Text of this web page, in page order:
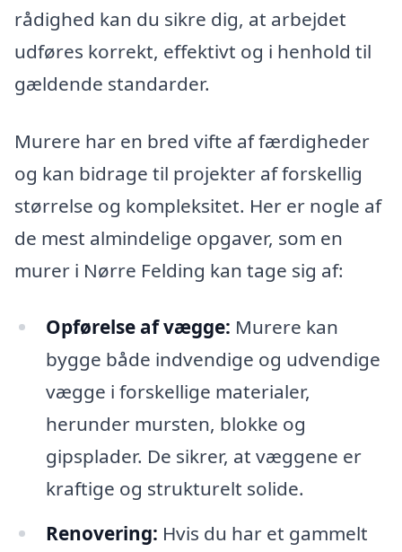
rådighed kan du sikre dig, at arbejdet
udføres korrekt, effektivt og i henhold til
gældende standarder.
Murere har en bred vifte af færdigheder
og kan bidrage til projekter af forskellig
størrelse og kompleksitet. Her er nogle af
de mest almindelige opgaver, som en
murer i Nørre Felding kan tage sig af:
Opførelse af vægge: Murere kan
bygge både indvendige og udvendige
vægge i forskellige materialer,
herunder mursten, blokke og
gipsplader. De sikrer, at væggene er
kraftige og strukturelt solide.
Renovering: Hvis du har et gammelt